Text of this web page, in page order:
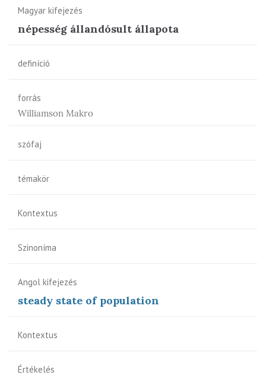
Magyar kifejezés
népesség állandósult állapota
definíció
forrás
Williamson Makro
szófaj
témakör
Kontextus
Szinoníma
Angol kifejezés
steady state of population
Kontextus
Értékelés